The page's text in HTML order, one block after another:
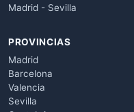
Madrid - Sevilla
PROVINCIAS
Madrid
Barcelona
Valencia
Sevilla